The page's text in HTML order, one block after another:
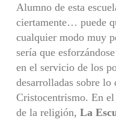
Alumno de esta
ciertamente… puede
cualquier modo muy
sería que
en el servicio de los
desarrolladas sobre
Cristocentrismo. En
de la religión, La